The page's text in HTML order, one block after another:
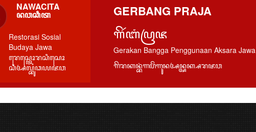
NAWACITA
ꦤꦮꦕꦶꦠ
Restorasi Sosial
Budaya Jawa
ꦫꦺꦱ꧀ꦠꦺꦴꦫꦱꦶꦱꦺꦴ
ꦱꦶꦄꦭ꧀ꦧꦸꦣꦪꦗꦮ
GERBANG PRAJA
ꦒꦼꦂꦧꦁꦥꦿꦗ
Gerakan Bangga Penggunaan Aksara Jawa
ꦒꦼꦫꦏꦤ꧀ꦧꦁꦒꦥꦼꦁꦒꦸꦤꦄꦤ꧀ꦄꦏ꧀ꦱꦫꦗꦮ